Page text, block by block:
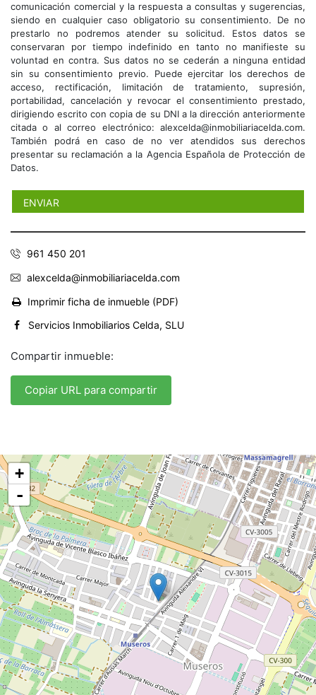
comunicación comercial y la respuesta a consultas y sugerencias,
siendo en cualquier caso obligatorio su consentimiento. De no
prestarlo no podremos atender su solicitud. Estos datos se
conservaran por tiempo indefinido en tanto no manifieste su
voluntad en contra. Sus datos no se cederán a ninguna entidad
sin su consentimiento previo. Puede ejercitar los derechos de
acceso, rectificación, limitación de tratamiento, supresión,
portabilidad, cancelación y revocar el consentimiento prestado,
dirigiendo escrito con copia de su DNI a la dirección anteriormente
citada o al correo electrónico: alexcelda@inmobiliariacelda.com.
También podrá en caso de no ver atendidos sus derechos
presentar su reclamación a la Agencia Española de Protección de
Datos.
961 450 201
alexcelda@inmobiliariacelda.com
Imprimir ficha de inmueble (PDF)
Servicios Inmobiliarios Celda, SLU
Compartir inmueble:
Copiar URL para compartir
+
-